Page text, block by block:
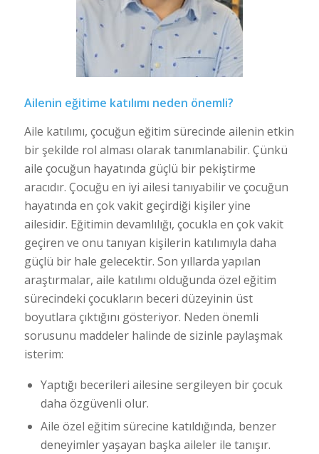
Ailenin eğitime katılımı neden önemli?
Aile katılımı, çocuğun eğitim sürecinde ailenin etkin
bir şekilde rol alması olarak tanımlanabilir. Çünkü
aile çocuğun hayatında güçlü bir pekiştirme
aracıdır. Çocuğu en iyi ailesi tanıyabilir ve çocuğun
hayatında en çok vakit geçirdiği kişiler yine
ailesidir. Eğitimin devamlılığı, çocukla en çok vakit
geçiren ve onu tanıyan kişilerin katılımıyla daha
güçlü bir hale gelecektir. Son yıllarda yapılan
araştırmalar, aile katılımı olduğunda özel eğitim
sürecindeki çocukların beceri düzeyinin üst
boyutlara çıktığını gösteriyor. Neden önemli
sorusunu maddeler halinde de sizinle paylaşmak
isterim:
Yaptığı becerileri ailesine sergileyen bir çocuk
daha özgüvenli olur.
Aile özel eğitim sürecine katıldığında, benzer
deneyimler yaşayan başka aileler ile tanışır.